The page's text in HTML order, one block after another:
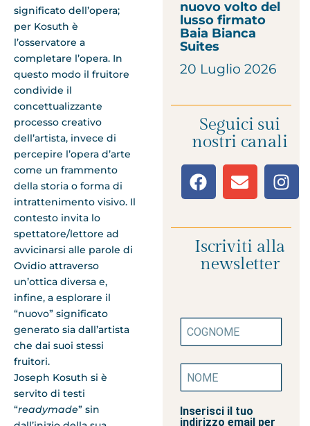
significato dell’opera;
per Kosuth è
l’osservatore a
completare l’opera. In
questo modo il fruitore
condivide il
concettualizzante
processo creativo
dell’artista, invece di
percepire l’opera d’arte
come un frammento
della storia o forma di
intrattenimento visivo. Il
contesto invita lo
spettatore/lettore ad
avvicinarsi alle parole di
Ovidio attraverso
un’ottica diversa e,
infine, a esplorare il
“nuovo” significato
generato sia dall’artista
che dai suoi stessi
fruitori.
Joseph Kosuth si è
servito di testi
“readymade” sin
nuovo volto del
lusso firmato
Baia Bianca
Suites
20 Luglio 2026
Seguici sui
nostri canali
Iscriviti alla
newsletter
Inserisci il tuo
indirizzo email per